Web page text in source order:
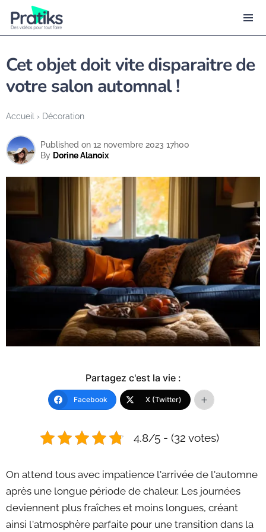
Accueil › Décoration
Cet objet doit vite disparaitre de
votre salon automnal !
By Dorine Alanoix
Published on 12 novembre 2023 17h00
Partagez c'est la vie :
Facebook X (Twitter)
4.8/5 - (32 votes)
On attend tous avec impatience l'arrivée de l'automne
après une longue période de chaleur. Les journées
deviennent plus fraîches et moins longues, créant
ainsi l'atmosphère parfaite pour une transition dans la